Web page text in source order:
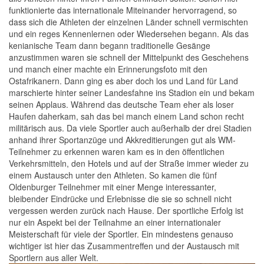
funktionierte das internationale Miteinander hervorragend, so
dass sich die Athleten der einzelnen Länder schnell vermischten
und ein reges Kennenlernen oder Wiedersehen begann. Als das
kenianische Team dann begann traditionelle Gesänge
anzustimmen waren sie schnell der Mittelpunkt des Geschehens
und manch einer machte ein Erinnerungsfoto mit den
Ostafrikanern. Dann ging es aber doch los und Land für Land
marschierte hinter seiner Landesfahne ins Stadion ein und bekam
seinen Applaus. Während das deutsche Team eher als loser
Haufen daherkam, sah das bei manch einem Land schon recht
militärisch aus. Da viele Sportler auch außerhalb der drei Stadien
anhand ihrer Sportanzüge und Akkreditierungen gut als WM-
Teilnehmer zu erkennen waren kam es in den öffentlichen
Verkehrsmitteln, den Hotels und auf der Straße immer wieder zu
einem Austausch unter den Athleten. So kamen die fünf
Oldenburger Teilnehmer mit einer Menge interessanter,
bleibender Eindrücke und Erlebnisse die sie so schnell nicht
vergessen werden zurück nach Hause. Der sportliche Erfolg ist
nur ein Aspekt bei der Teilnahme an einer internationaler
Meisterschaft für viele der Sportler. Ein mindestens genauso
wichtiger ist hier das Zusammentreffen und der Austausch mit
Sportlern aus aller Welt.